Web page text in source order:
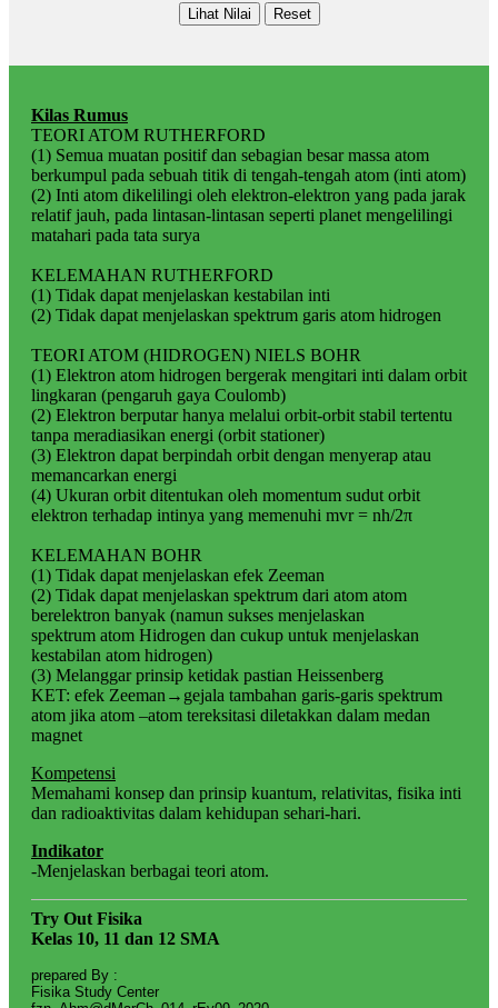
Kilas Rumus
TEORI ATOM RUTHERFORD
(1) Semua muatan positif dan sebagian besar massa atom
berkumpul pada sebuah titik di tengah-tengah atom (inti atom)
(2) Inti atom dikelilingi oleh elektron-elektron yang pada jarak
relatif jauh, pada lintasan-lintasan seperti planet mengelilingi
matahari pada tata surya
KELEMAHAN RUTHERFORD
(1) Tidak dapat menjelaskan kestabilan inti
(2) Tidak dapat menjelaskan spektrum garis atom hidrogen
TEORI ATOM (HIDROGEN) NIELS BOHR
(1) Elektron atom hidrogen bergerak mengitari inti dalam orbit
lingkaran (pengaruh gaya Coulomb)
(2) Elektron berputar hanya melalui orbit-orbit stabil tertentu
tanpa meradiasikan energi (orbit stationer)
(3) Elektron dapat berpindah orbit dengan menyerap atau
memancarkan energi
(4) Ukuran orbit ditentukan oleh momentum sudut orbit
elektron terhadap intinya yang memenuhi mvr = nh/2π
KELEMAHAN BOHR
(1) Tidak dapat menjelaskan efek Zeeman
(2) Tidak dapat menjelaskan spektrum dari atom atom
berelektron banyak (namun sukses menjelaskan
spektrum atom Hidrogen dan cukup untuk menjelaskan
kestabilan atom hidrogen)
(3) Melanggar prinsip ketidak pastian Heissenberg
KET: efek Zeeman→gejala tambahan garis-garis spektrum
atom jika atom –atom tereksitasi diletakkan dalam medan
magnet
Kompetensi
Memahami konsep dan prinsip kuantum, relativitas, fisika inti
dan radioaktivitas dalam kehidupan sehari-hari.
Indikator
-Menjelaskan berbagai teori atom.
Try Out Fisika
Kelas 10, 11 dan 12 SMA
prepared By :
Fisika Study Center